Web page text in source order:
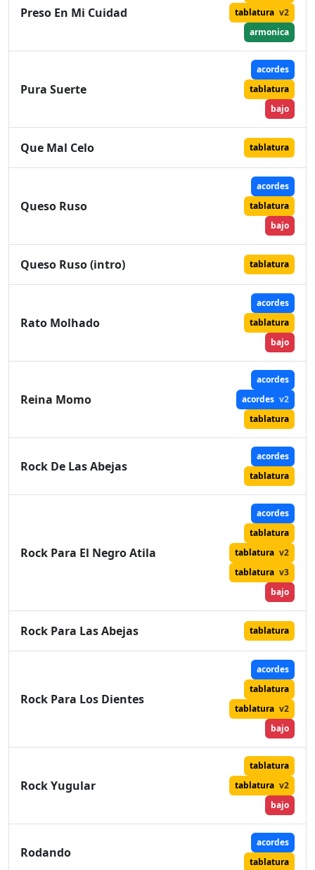
Preso En Mi Cuidad
tablatura v2
armonica
Pura Suerte
acordes
tablatura
bajo
Que Mal Celo tablatura
Queso Ruso
acordes
tablatura
bajo
Queso Ruso (intro) tablatura
Rato Molhado
acordes
tablatura
bajo
Reina Momo
acordes
acordes v2
tablatura
Rock De Las Abejas
acordes
tablatura
Rock Para El Negro Atila
acordes
tablatura
tablatura v2
tablatura v3
bajo
Rock Para Las Abejas tablatura
Rock Para Los Dientes
acordes
tablatura
tablatura v2
bajo
Rock Yugular
tablatura
tablatura v2
bajo
Rodando
acordes
tablatura